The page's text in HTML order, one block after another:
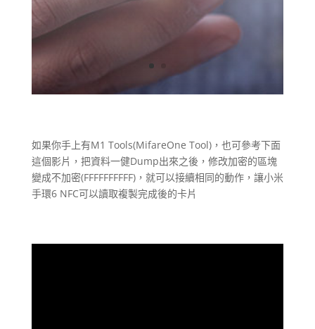
如果你手上有M1 Tools(MifareOne Tool)，也可參考下面
這個影片，把資料一健Dump出來之後，修改加密的區塊
變成不加密(FFFFFFFFFF)，就可以接續相同的動作，讓小米
手環6 NFC可以讀取複製完成後的卡片